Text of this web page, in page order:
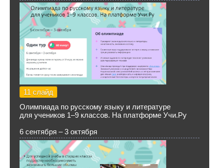
11 слайд
Олимпиада по русскому языку и литературе
для учеников 1–9 классов. На платформе Учи.Ру
6 сентября – 3 октября